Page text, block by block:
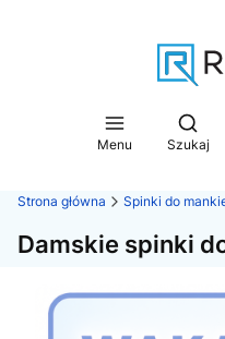
Menu Szukaj
Strona główna Spinki do
Damskie spinki